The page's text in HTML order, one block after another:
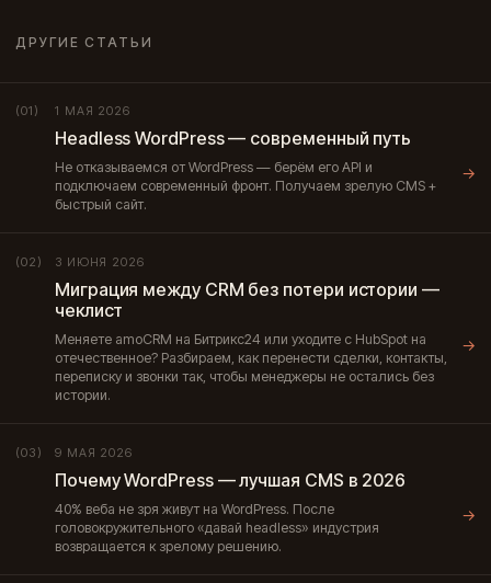
ДРУГИЕ СТАТЬИ
(01) 1 МАЯ 2026
Headless WordPress — современный путь
Не отказываемся от WordPress — берём его API и
подключаем современный фронт. Получаем зрелую CMS +
быстрый сайт.
→
(02) 3 ИЮНЯ 2026
Миграция между CRM без потери истории —
чеклист
Меняете amoCRM на Битрикс24 или уходите с HubSpot на
отечественное? Разбираем, как перенести сделки, контакты,
переписку и звонки так, чтобы менеджеры не остались без
истории.
→
(03) 9 МАЯ 2026
Почему WordPress — лучшая CMS в 2026
40% веба не зря живут на WordPress. После
головокружительного «давай headless» индустрия
возвращается к зрелому решению.
→